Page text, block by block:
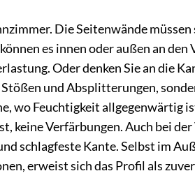
Die Seitenwände
es innen oder außen an den
Oder denken Sie an die
und Absplitterungen,
wo Feuchtigkeit allgegenwärtig
Verfärbungen. Auch bei der
schlagfeste Kante. Selbst im
erweist sich das Profil als